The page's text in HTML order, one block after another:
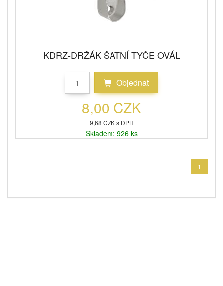
KDRZ-DRŽÁK ŠATNÍ TYČE OVÁL
Objednat
8,00 CZK
9,68 CZK s DPH
Skladem: 926 ks
1